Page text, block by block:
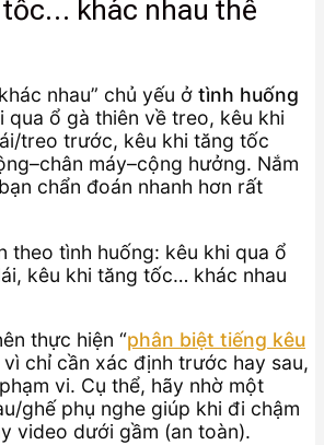
tốc… khác nhau thế
nhau” chủ yếu ở tình huống
qua ổ gà thiên về treo, kêu khi
treo trước, kêu khi tăng tốc
máy–cộng hưởng. Nắm
chẩn đoán nhanh hơn rất
thực hiện “phân biệt tiếng kêu
chỉ cần xác định trước hay sau,
vi. Cụ thể, hãy nhờ một
ghế phụ nghe giúp khi đi chậm
video dưới gầm (an toàn).